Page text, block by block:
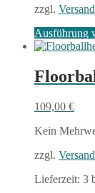
zzgl.
Ausführung
109,00 €
Kein
zzgl.
Lieferzeit: 3